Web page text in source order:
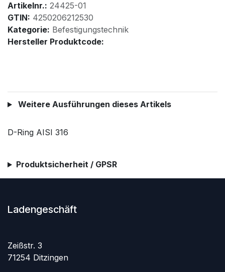
Artikelnr.: 24425-01
GTIN: 4250206212530
Kategorie: Befestigungstechnik
Hersteller Produktcode:
Weitere Ausführungen dieses Artikels
D-Ring AISI 316
Produktsicherheit / GPSR
Ladengeschäft
Zeißstr. 3
71254 Ditzingen